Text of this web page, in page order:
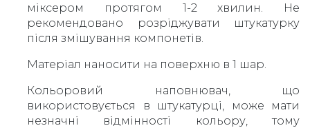
міксером протягом 1-2 хвилин. Не
рекомендовано розріджувати штукатурку
після змішування компонетів.
Матеріал наносити на поверхню в 1 шар.
Кольоровий наповнювач, що
використовується в штукатурці, може мати
незначні відмінності кольору, тому